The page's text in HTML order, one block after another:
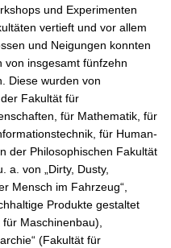
und Experimenten
vertieft und vor allem
und Neigungen konnten
von insgesamt fünfzehn
Diese wurden von
Fakultät für
für Mathematik, für
für Human-
der Philosophischen Fakultät
a. von „Dirty, Dusty,
Mensch im Fahrzeug“,
Produkte gestaltet
für Maschinenbau),
(Fakultät für